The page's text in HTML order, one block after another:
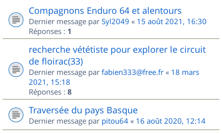
Compagnons Enduro 64 et alentours
Dernier message par Syl2049 « 15 août 2021, 16:30
Réponses : 1
recherche vététiste pour explorer le circuit
de floirac(33)
Dernier message par fabien333@free.fr « 18 mars
2021, 15:18
Réponses : 8
Traversée du pays Basque
Dernier message par pitou64 « 16 août 2020, 12:14